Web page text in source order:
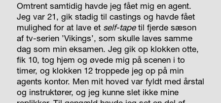
Omtrent samtidig havde jeg fået mig en agent.
Jeg var 21, gik stadig til castings og havde fået
mulighed for at lave et self-tapetil fjerde sæson
af tv-serien ’Vikings’, som skulle laves samme
dag som min eksamen. Jeg gik op klokken otte,
fik 10, tog hjem og øvede mig på scenen i to
timer, og klokken 12 troppede jeg op på min
agents kontor. Men mit hoved var fyldt med årstal
og instruktører, og jeg kunne slet ikke mine